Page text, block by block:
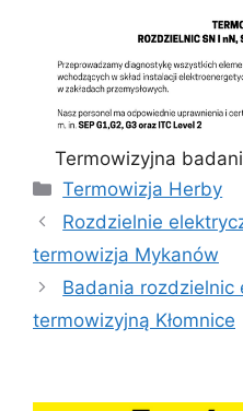
Termowizyjna
Kategorie
Termowizja Herby
Rozdzielnie
termowizja Mykanów
Badania rozdzielnic
termowizyjną Kłomnice